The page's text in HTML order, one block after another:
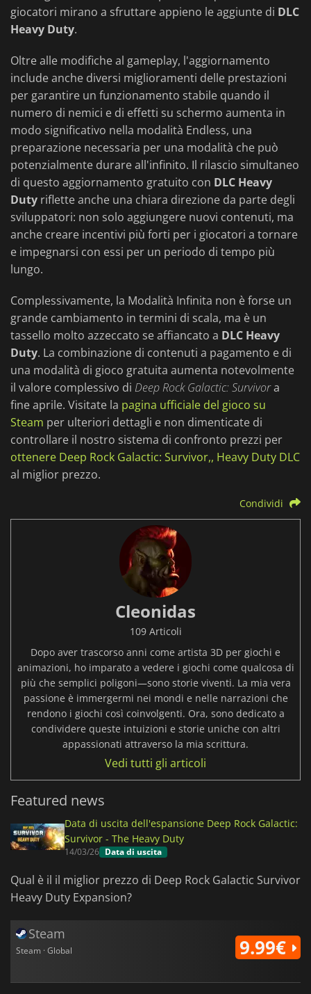
giocatori mirano a sfruttare appieno le aggiunte di DLC
Heavy Duty.
Oltre alle modifiche al gameplay, l'aggiornamento
include anche diversi miglioramenti delle prestazioni
per garantire un funzionamento stabile quando il
numero di nemici e di effetti su schermo aumenta in
modo significativo nella modalità Endless, una
preparazione necessaria per una modalità che può
potenzialmente durare all'infinito. Il rilascio simultaneo
di questo aggiornamento gratuito con DLC Heavy
Duty riflette anche una chiara direzione da parte degli
sviluppatori: non solo aggiungere nuovi contenuti, ma
anche creare incentivi più forti per i giocatori a tornare
e impegnarsi con essi per un periodo di tempo più
lungo.
Complessivamente, la Modalità Infinita non è forse un
grande cambiamento in termini di scala, ma è un
tassello molto azzeccato se affiancato a DLC Heavy
Duty. La combinazione di contenuti a pagamento e di
una modalità di gioco gratuita aumenta notevolmente
il valore complessivo di Deep Rock Galactic: Survivora
fine aprile. Visitate la pagina ufficiale del gioco su
Steam per ulteriori dettagli e non dimenticate di
controllare il nostro sistema di confronto prezzi per
ottenere Deep Rock Galactic: Survivor,, Heavy Duty DLC
al miglior prezzo.
Condividi
Cleonidas
109 Articoli
Dopo aver trascorso anni come artista 3D per giochi e
animazioni, ho imparato a vedere i giochi come qualcosa di
più che semplici poligoni—sono storie viventi. La mia vera
passione è immergermi nei mondi e nelle narrazioni che
rendono i giochi così coinvolgenti. Ora, sono dedicato a
condividere queste intuizioni e storie uniche con altri
appassionati attraverso la mia scrittura.
Vedi tutti gli articoli
Featured news
Data di uscita dell'espansione Deep Rock Galactic:
Survivor - The Heavy Duty
14/03/26 Data di uscita
Qual è il il miglior prezzo di Deep Rock Galactic Survivor
Heavy Duty Expansion?
Steam
Steam · Global 9.99€